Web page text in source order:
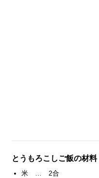
とうもろこしご飯の材料
米 … 2合